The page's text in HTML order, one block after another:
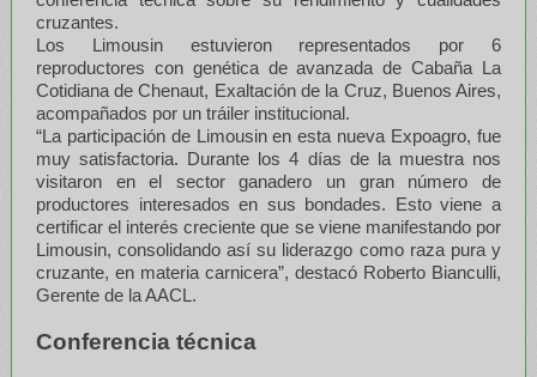
cruzantes.
Los Limousin estuvieron representados por 6
reproductores con genética de avanzada de Cabaña La
Cotidiana de Chenaut, Exaltación de la Cruz, Buenos Aires,
acompañados por un tráiler institucional.
“La participación de Limousin en esta nueva Expoagro, fue
muy satisfactoria. Durante los 4 días de la muestra nos
visitaron en el sector ganadero un gran número de
productores interesados en sus bondades. Esto viene a
certificar el interés creciente que se viene manifestando por
Limousin, consolidando así su liderazgo como raza pura y
cruzante, en materia carnicera”, destacó Roberto Bianculli,
Gerente de la AACL.
Conferencia técnica